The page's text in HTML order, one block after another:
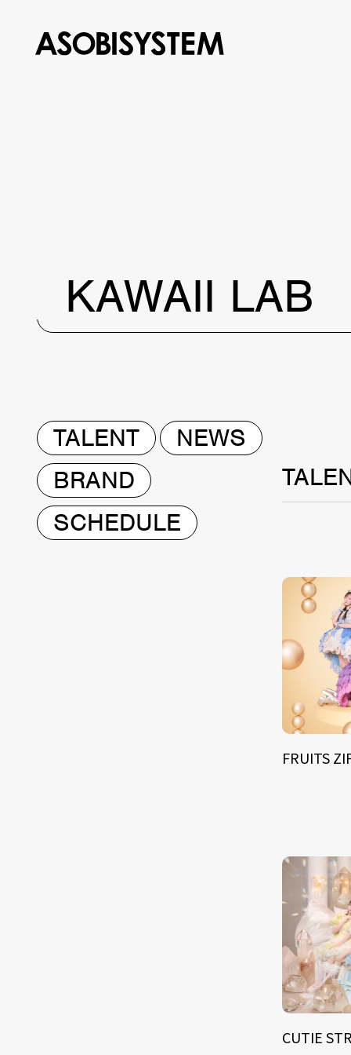
KAWAII LAB
TALENT
NEWS
BRAND
SCHEDULE
FRUITS
CUTIE